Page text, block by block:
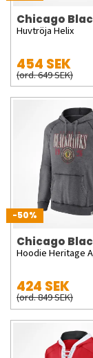
Chicago
Huvtröja Helix
454 SEK
(ord. 649 SEK)
-50%
Chicago
Hoodie Heritage
424 SEK
(ord. 849 SEK)